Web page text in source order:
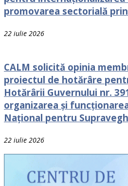
promovarea sectorială
22 iulie 2026
CALM solicită opinia
proiectul de hotărâre
Hotărârii Guvernului nr.
organizarea și
Național pentru
22 iulie 2026